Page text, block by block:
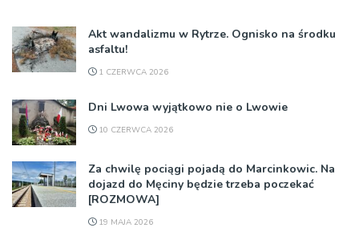
Akt wandalizmu w Rytrze. Ognisko na środku
asfaltu!
1 CZERWCA 2026
Dni Lwowa wyjątkowo nie o Lwowie
10 CZERWCA 2026
Za chwilę pociągi pojadą do Marcinkowic. Na
dojazd do Męciny będzie trzeba poczekać
[ROZMOWA]
19 MAJA 2026